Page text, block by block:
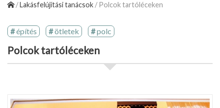
/Lakásfelújítási tanácsok /Polcok tartóléceken
építés ötletek polc
Polcok tartóléceken